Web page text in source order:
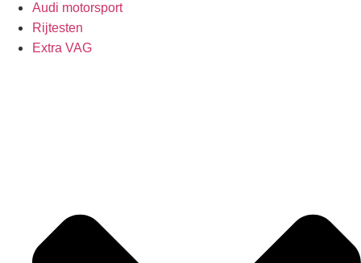
Audi motorsport
Rijtesten
Extra VAG